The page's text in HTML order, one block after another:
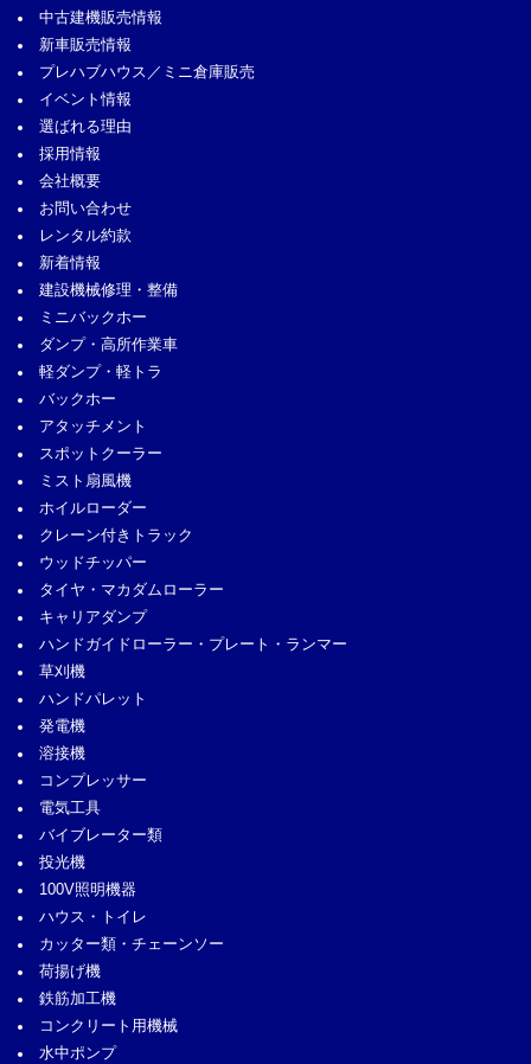
中古建機販売情報
新車販売情報
プレハブハウス／ミニ倉庫販売
イベント情報
選ばれる理由
採用情報
会社概要
お問い合わせ
レンタル約款
新着情報
建設機械修理・整備
ミニバックホー
ダンプ・高所作業車
軽ダンプ・軽トラ
バックホー
アタッチメント
スポットクーラー
ミスト扇風機
ホイルローダー
クレーン付きトラック
ウッドチッパー
タイヤ・マカダムローラー
キャリアダンプ
ハンドガイドローラー・プレート・ランマー
草刈機
ハンドパレット
発電機
溶接機
コンプレッサー
電気工具
バイブレーター類
投光機
100V照明機器
ハウス・トイレ
カッター類・チェーンソー
荷揚げ機
鉄筋加工機
コンクリート用機械
水中ポンプ